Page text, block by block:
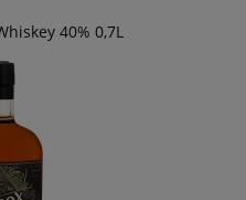
40% 0,7L